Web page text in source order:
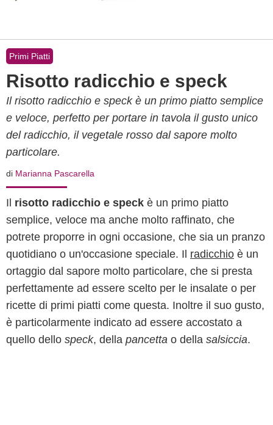
Primi Piatti
Risotto radicchio e speck
Il risotto radicchio e speck è un primo piatto semplice
e veloce, perfetto per portare in tavola il gusto unico
del radicchio, il vegetale rosso dal sapore molto
particolare.
di Marianna Pascarella
Il risotto radicchio e speck è un primo piatto
semplice, veloce ma anche molto raffinato, che
potrete proporre in ogni occasione, che sia un pranzo
quotidiano o un'occasione speciale. Il radicchio è un
ortaggio dal sapore molto particolare, che si presta
perfettamente ad essere scelto per le insalate o per
ricette di primi piatti come questa. Inoltre il suo gusto,
è particolarmente indicato ad essere accostato a
quello dello speck, della pancetta o della salsiccia.